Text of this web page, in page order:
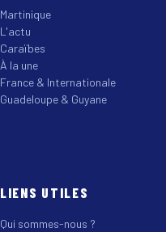
Martinique
L'actu
Caraïbes
À la une
France & Internationale
Guadeloupe & Guyane
LIENS UTILES
Qui sommes-nous ?